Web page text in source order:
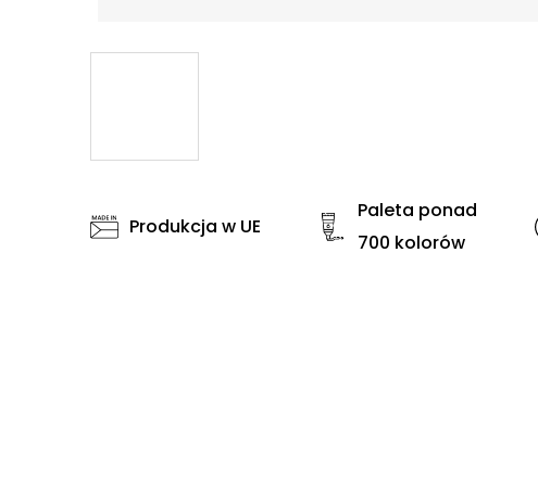
Produkcja w UE
Paleta ponad
700 kolorów